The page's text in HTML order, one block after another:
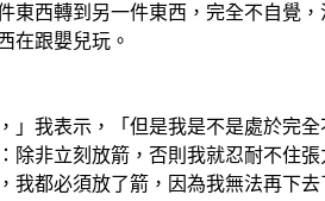
東西轉到另一件東西，完全不自覺
在跟嬰兒玩。
」我表示，「但是我是不是處於完
除非立刻放箭，否則我就忍耐不住
我都必須放了箭，因為我無法再下去